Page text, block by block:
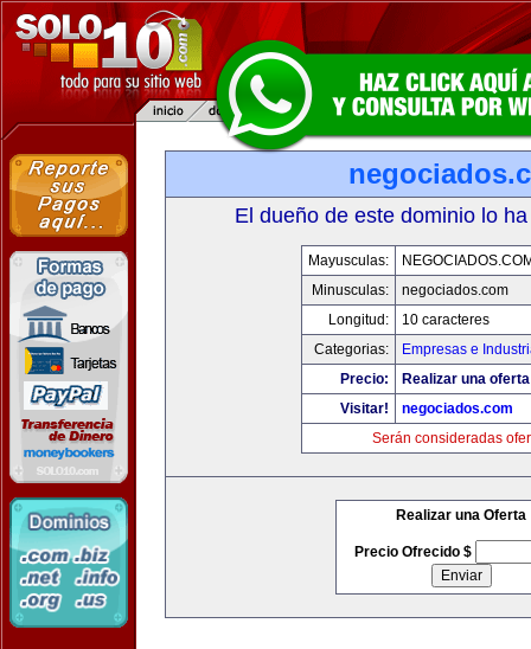
El dueño de este dominio lo
Mayusculas:
Minusculas:
negociados.com
Longitud:
10 caracteres
Categorias:
Empresas e
Precio:
Realizar una
Visitar!
negociados.com
Serán consideradas
Realizar una Oferta
Precio Ofrecido $